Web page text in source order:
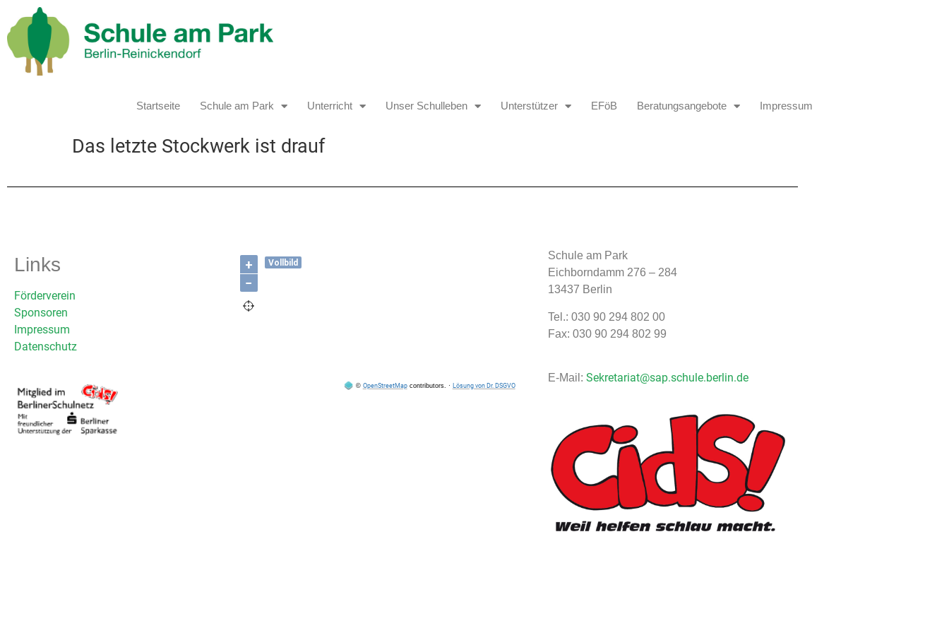
Startseite Schule am Park Unterricht Unser Schulleben Unterstützer EFöB Beratungsangebote Impressum
Das letzte Stockwerk ist drauf
Links
Förderverein
Sponsoren
Impressum
Datenschutz
+
−
© OpenStreetMapcontributors. · Lösung von Dr. DSGVO
Vollbild
Schule am Park
Eichborndamm 276 – 284
13437 Berlin
Tel.: 030 90 294 802 00
Fax: 030 90 294 802 99
E-Mail:Sekretariat@sap.schule.berlin.de